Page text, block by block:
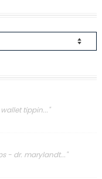
tippin..."
- dr. marylandt..."